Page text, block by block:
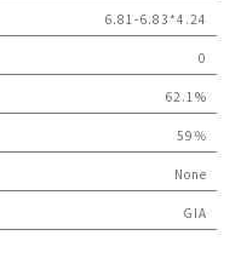
6.81-6.83*4.24
0
62.1%
59％
None
GIA